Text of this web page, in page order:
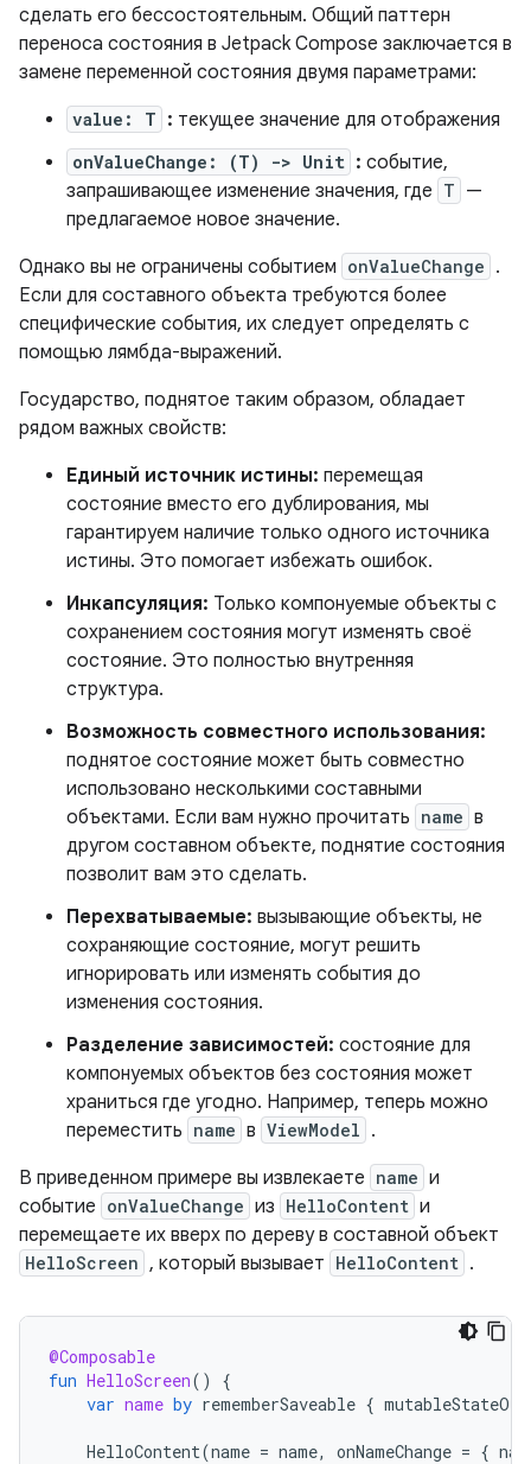
сделать его бессостоятельным. Общий паттерн
переноса состояния в Jetpack Compose заключается в
замене переменной состояния двумя параметрами:
value: T : текущее значение для отображения
onValueChange: (T) -> Unit : событие,
запрашивающее изменение значения, где T —
предлагаемое новое значение.
Однако вы не ограничены событием onValueChange .
Если для составного объекта требуются более
специфические события, их следует определять с
помощью лямбда-выражений.
Государство, поднятое таким образом, обладает
рядом важных свойств:
Единый источник истины: перемещая
состояние вместо его дублирования, мы
гарантируем наличие только одного источника
истины. Это помогает избежать ошибок.
Инкапсуляция: Только компонуемые объекты с
сохранением состояния могут изменять своё
состояние. Это полностью внутренняя
структура.
Возможность совместного использования:
поднятое состояние может быть совместно
использовано несколькими составными
объектами. Если вам нужно прочитать name в
другом составном объекте, поднятие состояния
позволит вам это сделать.
Перехватываемые: вызывающие объекты, не
сохраняющие состояние, могут решить
игнорировать или изменять события до
изменения состояния.
Разделение зависимостей: состояние для
компонуемых объектов без состояния может
храниться где угодно. Например, теперь можно
переместить name в ViewModel .
В приведенном примере вы извлекаете name и
событие onValueChange из HelloContent и
перемещаете их вверх по дереву в составной объект
HelloScreen , который вызывает HelloContent .
@Composable
fun HelloScreen()
{
var name by rememberSaveable { mutableStateOf
HelloContent(name = name, onNameChange = {